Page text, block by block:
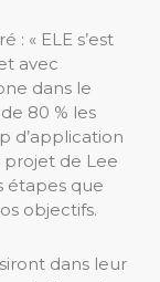
: « ELE s’est
avec
dans le
80 % les
d’application
projet de Lee
étapes que
objectifs.
dans leur